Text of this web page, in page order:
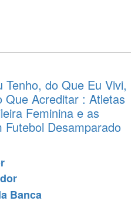
Tenho, do Que Eu Vivi,
Que Acreditar : Atletas
Feminina e as
Futebol Desamparado
Banca